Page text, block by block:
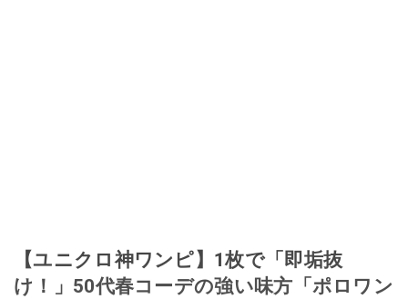
【ユニクロ神ワンピ】1枚で「即垢抜
け！」50代春コーデの強い味方「ポロワン